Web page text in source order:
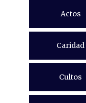
Actos
Caridad
Cultos